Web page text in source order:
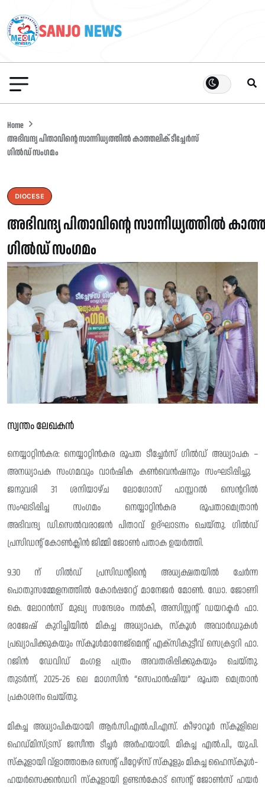
Home
അഭിവന്ദ്യ പിതാവിന്റെ സാന്നിധ്യത്തിൽ കാത്തലിക് ടീച്ചേർസ്
ഗിൽഡ് സംഗമം
DIOCESE
അഭിവന്ദ്യ പിതാവിന്റെ സാന്നിധ്യത്തിൽ
ഗിൽഡ് സംഗമം
സ്വന്തം ലേഖകൻ
നെയ്യാറ്റിൻകര: നെയ്യാറ്റിൻകര രൂപത ടീച്ചേർസ് ഗിൽഡ് അധ്യാപക –
അനധ്യാപക സംഗമവും വാർഷിക കൺവെൻഷനും സംഘടിപ്പിച്ചു.
ജനുവരി 31 ശനിയാഴ്ച ലോഗോസ് പാസ്റ്ററൽ സെന്ററിൽ
സംഘടിപ്പിച്ച സംഗമം നെയ്യാറ്റിൻകര രൂപതാമെത്രാൻ
അഭിവന്ദ്യ ഡി.സെൽവരാജൻ പിതാവ് ഉദ്ഘാടനം ചെയ്തു. ഗിൽഡ്
പ്രസിഡന്റ്‌ കോൺക്ലിൻ ജിമ്മി ജോൺ പതാക ഉയർത്തി.
9.30 ന് ഗിൽഡ് പ്രസിഡന്റിന്റെ അധ്യക്ഷതയിൽ ചേർന്ന
പൊതുസമ്മേളനത്തിൽ കോർപ്പറേറ്റ് മാനേജർ മോൺ. ഡോ. ജോണി
കെ. ലോറൻസ് മുഖ്യ സന്ദേശം നൽകി, അസിസ്റ്റന്റ് ഡയറക്ടർ ഫാ.
രാജേഷ് കുറിച്ചിയിൽ മികച്ച അധ്യാപക, സ്‌കൂൾ അവാർഡുകൾ
പ്രഖ്യാപിക്കുകയും സ്കൂൾമാനേജ്മെന്റ് എക്സികുട്ടീവ് സെക്രട്ടറി ഫാ.
റജിൻ ഡേവിഡ് മംഗള പത്രം അവതരിപ്പിക്കുകയും ചെയ്തു.
തുടർന്ന്, 2025-26 ലെ മാഗസിൻ “സെപാൻഷിയ” രൂപത മെത്രാൻ
പ്രകാശനം ചെയ്തു.
മികച്ച അധ്യാപികയായി ആർ.സി.എൽ.പി.എസ്. കീഴാറൂർ സ്കൂളിലെ
ഹെഡ്മിസ്ട്രസ് ജസീന്ത ടീച്ചർ അർഹയായി. മികച്ച എൽ.പി., യു.പി.
സ്‌കൂളായി വ്ളാത്താങ്കര സെന്റ് പീറ്റേഴ്സ് സ്‌കൂളും മികച്ച ഹൈസ്കൂൾ-
ഹയർസെക്കൻഡറി സ്‌കൂളായി ഉണ്ടൻകോട് സെന്റ് ജോൺസ് ഹയർ